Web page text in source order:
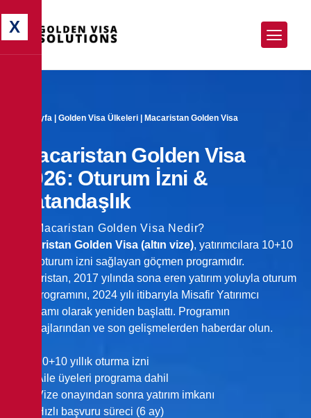
X
Anasayfa Golden Visa Ülkeleri Macaristan Golden Visa
Macaristan Golden Visa
2026: Oturum İzni &
Vatandaşlık
Macaristan Golden Visa Nedir?
Macaristan Golden Visa (altın vize), yatırımcılara 10+10
yıllık oturum izni sağlayan göçmen programıdır.
Macaristan, 2017 yılında sona eren yatırım yoluyla oturum
izni programını, 2024 yılı itibarıyla Misafir Yatırımcı
Programı olarak yeniden başlattı. Programın
avantajlarından ve son gelişmelerden haberdar olun.
10+10 yıllık oturma izni
Aile üyeleri programa dahil
Vize onayından sonra yatırım imkanı
Hızlı başvuru süreci (6 ay)